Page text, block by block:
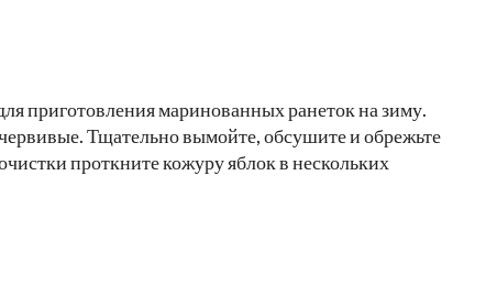
приготовления маринованных ранеток на зиму.
Тщательно вымойте, обсушите и обрежьте
проткните кожуру яблок в нескольких